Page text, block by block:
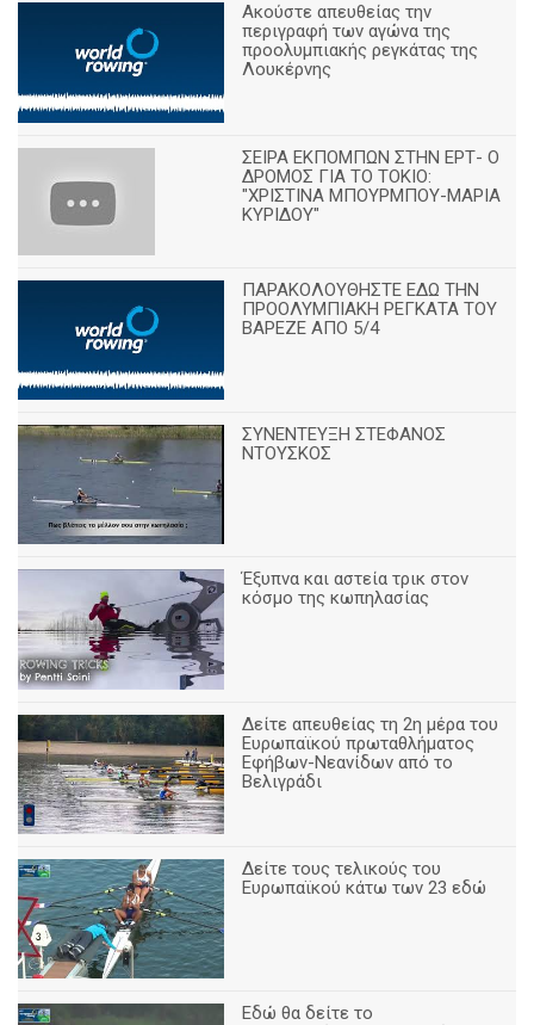
Ακούστε απευθείας την
περιγραφή των αγώνα της
προολυμπιακής ρεγκάτας της
Λουκέρνης
ΣΕΙΡΑ ΕΚΠΟΜΠΩΝ ΣΤΗΝ ΕΡΤ- Ο
ΔΡΟΜΟΣ ΓΙΑ ΤΟ ΤΟΚΙΟ:
"ΧΡΙΣΤΙΝΑ ΜΠΟΥΡΜΠΟΥ-ΜΑΡΙΑ
ΚΥΡΙΔΟΥ"
ΠΑΡΑΚΟΛΟΥΘΗΣΤΕ ΕΔΩ ΤΗΝ
ΠΡΟΟΛΥΜΠΙΑΚΗ ΡΕΓΚΑΤΑ ΤΟΥ
ΒΑΡΕΖΕ ΑΠΟ 5/4
ΣΥΝΕΝΤΕΥΞΗ ΣΤΕΦΑΝΟΣ
ΝΤΟΥΣΚΟΣ
Έξυπνα και αστεία τρικ στον
κόσμο της κωπηλασίας
Δείτε απευθείας τη 2η μέρα του
Ευρωπαϊκού πρωταθλήματος
Εφήβων-Νεανίδων από το
Βελιγράδι
Δείτε τους τελικούς του
Ευρωπαϊκού κάτω των 23 εδώ
Εδώ θα δείτε το